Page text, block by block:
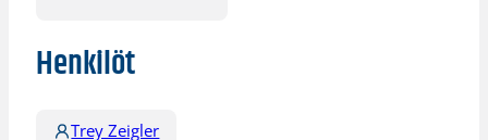
Henkilöt
Trey Zeigler